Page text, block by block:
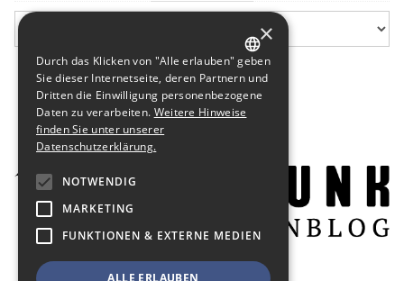
GERMAN
ENGLISH
×
Durch das Klicken von "Alle erlauben" geben
Sie dieser Internetseite, deren Partnern und
Dritten die Einwilligung personenbezogene
Daten zu verarbeiten. Weitere Hinweise
finden Sie unter unserer
Datenschutzerklärung.
NOTWENDIG
MARKETING
FUNKTIONEN & EXTERNE MEDIEN
ALLE ERLAUBEN